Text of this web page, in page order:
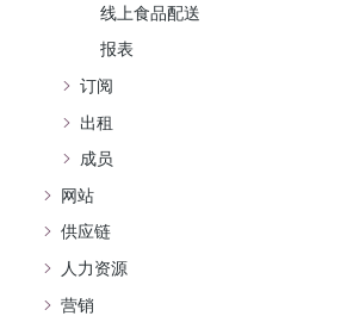
线上食品配送
报表
订阅
出租
成员
网站
供应链
人力资源
营销